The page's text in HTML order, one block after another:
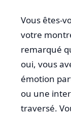
Vous êtes-
votre
remarqué
oui, vous
émotion
ou une
traversé.